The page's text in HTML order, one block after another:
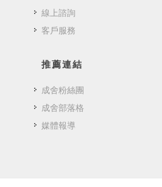
線上諮詢
客戶服務
推薦連結
成舍粉絲團
成舍部落格
媒體報導